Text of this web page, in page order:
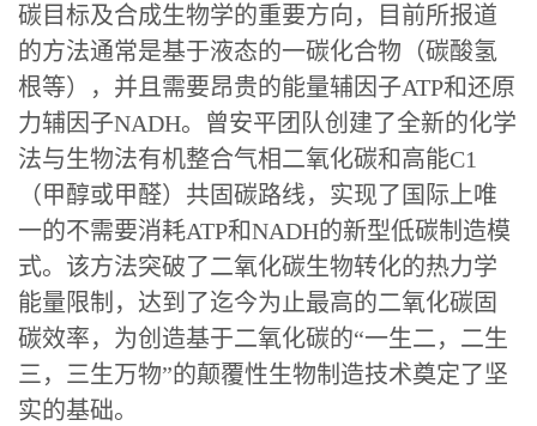
碳目标及合成生物学的重要方向，目前所报道
的方法通常是基于液态的一碳化合物（碳酸氢
根等），并且需要昂贵的能量辅因子ATP和还原
力辅因子NADH。曾安平团队创建了全新的化学
法与生物法有机整合气相二氧化碳和高能C1
（甲醇或甲醛）共固碳路线，实现了国际上唯
一的不需要消耗ATP和NADH的新型低碳制造模
式。该方法突破了二氧化碳生物转化的热力学
能量限制，达到了迄今为止最高的二氧化碳固
碳效率，为创造基于二氧化碳的“一生二，二生
三，三生万物”的颠覆性生物制造技术奠定了坚
实的基础。